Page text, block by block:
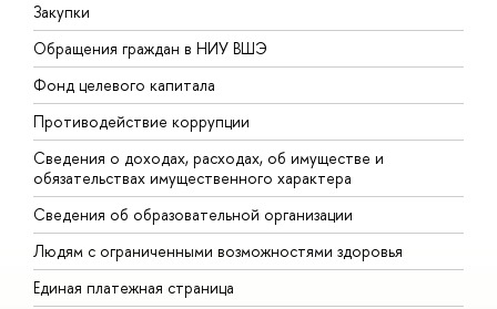
Закупки
Обращения граждан в НИУ ВШЭ
Фонд целевого капитала
Противодействие коррупции
Сведения о доходах, расходах, об имуществе и
обязательствах имущественного характера
Сведения об образовательной организации
Людям с ограниченными возможностями здоровья
Единая платежная страница